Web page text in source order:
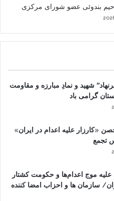
رحیم بندوئی عضو شورای مرکزی
شهید و نمادِ مبارزه و مقاومت
گرامی باد
«کارزار علیه اعدام در ایران»
تجمع
موج اعدام‌ها و حکومت کشتار
سازمان ها و احزاب امضا کننده